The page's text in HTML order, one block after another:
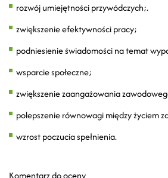
rozwój umiejętności przywódczych;.
zwiększenie efektywności pracy;
podniesienie świadomości na temat
wsparcie społeczne;
zwiększenie zaangażowania
polepszenie równowagi między życiem
wzrost poczucia spełnienia.
Komentarz do oceny